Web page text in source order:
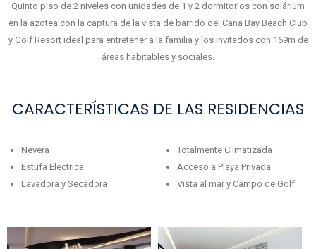
Quinto piso de 2 niveles con unidades de 1 y 2 dormitorios con solárium
en la azotea con la captura de la vista de barrido del Cana Bay Beach Club
y Golf Resort ideal para entretener a la familia y los invitados con 169m de
áreas habitables y sociales.
CARACTERÍSTICAS DE LAS RESIDENCIAS
Nevera
Estufa Electrica
Lavadora y Secadora
Totalmente Climatizada
Acceso a Playa Privada
Vista al mar y Campo de Golf